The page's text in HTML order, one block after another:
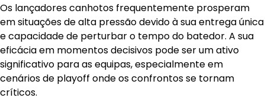
Os lançadores canhotos frequentemente prosperam
em situações de alta pressão devido à sua entrega única
e capacidade de perturbar o tempo do batedor. A sua
eficácia em momentos decisivos pode ser um ativo
significativo para as equipas, especialmente em
cenários de playoff onde os confrontos se tornam
críticos.